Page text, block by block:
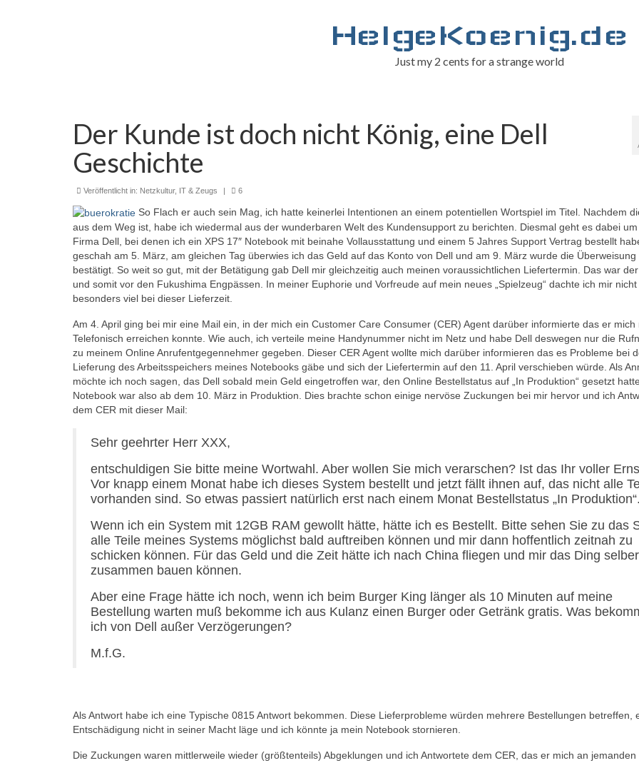
HelgeKoenig.de
Just my 2 cents for a strange world
Der Kunde ist doch nicht König, eine Dell
Geschichte
Veröffentlicht in: Netzkultur, IT & Zeugs | 6
So Flach er auch sein Mag, ich hatte keinerlei Intentionen an einem potentiellen Wortspiel im Titel. Nachdem
aus dem Weg ist, habe ich wiedermal aus der wunderbaren Welt des Kundensupport zu berichten. Diesmal geht es dabei um
Firma Dell, bei denen ich ein XPS 17″ Notebook mit beinahe Vollausstattung und einem 5 Jahres Support Vertrag bestellt
geschah am 5. März, am gleichen Tag überwies ich das Geld auf das Konto von Dell und am 9. März wurde die Überweisung
bestätigt. So weit so gut, mit der Betätigung gab Dell mir gleichzeitig auch meinen voraussichtlichen Liefertermin. Das war
und somit vor den Fukushima Engpässen. In meiner Euphorie und Vorfreude auf mein neues „Spielzeug“ dachte ich mir nicht
besonders viel bei dieser Lieferzeit.
Am 4. April ging bei mir eine Mail ein, in der mich ein Customer Care Consumer (CER) Agent darüber informierte das er mich
Telefonisch erreichen konnte. Wie auch, ich verteile meine Handynummer nicht im Netz und habe Dell deswegen nur die
zu meinem Online Anrufentgegennehmer gegeben. Dieser CER Agent wollte mich darüber informieren das es Probleme bei
Lieferung des Arbeitsspeichers meines Notebooks gäbe und sich der Liefertermin auf den 11. April verschieben würde. Als
möchte ich noch sagen, das Dell sobald mein Geld eingetroffen war, den Online Bestellstatus auf „In Produktion“ gesetzt
Notebook war also ab dem 10. März in Produktion. Dies brachte schon einige nervöse Zuckungen bei mir hervor und ich
dem CER mit dieser Mail:
Sehr geehrter Herr XXX,
entschuldigen Sie bitte meine Wortwahl. Aber wollen Sie mich verarschen? Ist das Ihr voller
Vor knapp einem Monat habe ich dieses System bestellt und jetzt fällt ihnen auf, das nicht alle
vorhanden sind. So etwas passiert natürlich erst nach einem Monat Bestellstatus „In Produktion“.
Wenn ich ein System mit 12GB RAM gewollt hätte, hätte ich es Bestellt. Bitte sehen Sie zu das
alle Teile meines Systems möglichst bald auftreiben können und mir dann hoffentlich zeitnah zu
schicken können. Für das Geld und die Zeit hätte ich nach China fliegen und mir das Ding selber
zusammen bauen können.
Aber eine Frage hätte ich noch, wenn ich beim Burger King länger als 10 Minuten auf meine
Bestellung warten muß bekomme ich aus Kulanz einen Burger oder Getränk gratis. Was
ich von Dell außer Verzögerungen?
M.f.G.
Als Antwort habe ich eine Typische 0815 Antwort bekommen. Diese Lieferprobleme würden mehrere Bestellungen betreffen,
Entschädigung nicht in seiner Macht läge und ich könnte ja mein Notebook stornieren.
Die Zuckungen waren mittlerweile wieder (größtenteils) Abgeklungen und ich Antwortete dem CER, das er mich an jemanden